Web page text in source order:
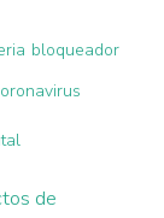
bloqueador
de